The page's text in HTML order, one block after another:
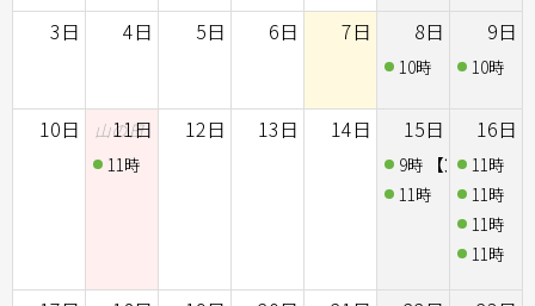
3日 4日 5日 6日 7日 8日
10時 【静岡県
9日
10時
10日 11日
11時 【東京都品川区東品川】2026年8月11日(火/祝
山の日 12日 13日 14日 15日
9時
【東京都世
11時
【静岡県
16日
11時
11時
11時
11時